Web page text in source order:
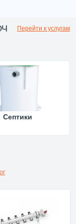
Перейти к услугам
Септики